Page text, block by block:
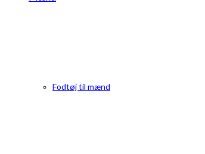
Fodtøj til mænd